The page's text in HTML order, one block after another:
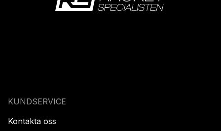
KUNDSERVICE
Kontakta oss